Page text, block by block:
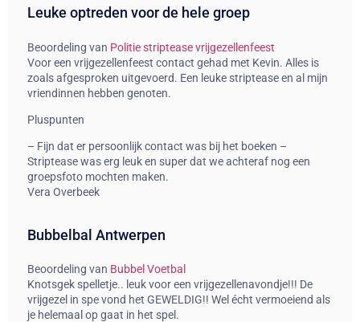
Leuke optreden voor de hele groep
Beoordeling van Politie striptease vrijgezellenfeest
Voor een vrijgezellenfeest contact gehad met Kevin. Alles is
zoals afgesproken uitgevoerd. Een leuke striptease en al mijn
vriendinnen hebben genoten.
Pluspunten
– Fijn dat er persoonlijk contact was bij het boeken –
Striptease was erg leuk en super dat we achteraf nog een
groepsfoto mochten maken.
Vera Overbeek
Bubbelbal Antwerpen
Beoordeling van Bubbel Voetbal
Knotsgek spelletje.. leuk voor een vrijgezellenavondje!!! De
vrijgezel in spe vond het GEWELDIG!! Wel écht vermoeiend als
je helemaal op gaat in het spel.